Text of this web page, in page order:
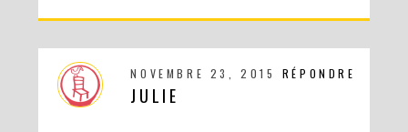
RECETTES ET CRÉATIONS POUR DES FÊTES RÉUSSIES – CONCOURS
RÉPONDRE
NOVEMBRE 23, 2015
JULIE